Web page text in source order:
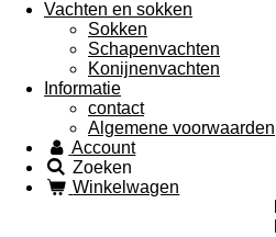
Vachten en sokken
Sokken
Schapenvachten
Konijnenvachten
Informatie
contact
Algemene voorwaarden
Account
Zoeken
Winkelwagen